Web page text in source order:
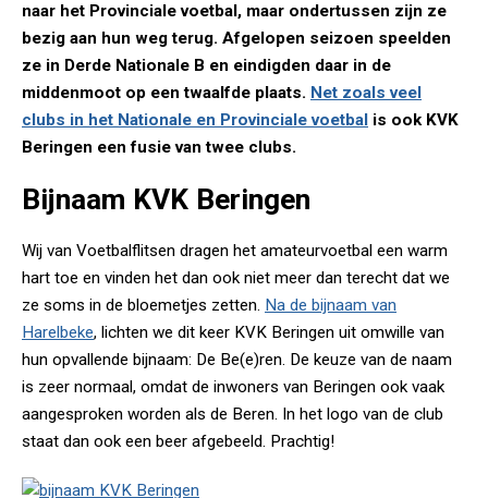
naar het Provinciale voetbal, maar ondertussen zijn ze
bezig aan hun weg terug. Afgelopen seizoen speelden
ze in Derde Nationale B en eindigden daar in de
middenmoot op een twaalfde plaats. Net zoals veel
clubs in het Nationale en Provinciale voetbal is ook KVK
Beringen een fusie van twee clubs.
Bijnaam KVK Beringen
Wij van Voetbalflitsen dragen het amateurvoetbal een warm
hart toe en vinden het dan ook niet meer dan terecht dat we
ze soms in de bloemetjes zetten. Na de bijnaam van
Harelbeke, lichten we dit keer KVK Beringen uit omwille van
hun opvallende bijnaam: De Be(e)ren. De keuze van de naam
is zeer normaal, omdat de inwoners van Beringen ook vaak
aangesproken worden als de Beren. In het logo van de club
staat dan ook een beer afgebeeld. Prachtig!